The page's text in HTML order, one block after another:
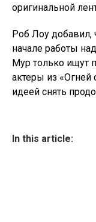
оригинальной
Роб Лоу добавил,
начале работы
Мур только ищут
актеры из «Огней
идеей снять
In this article: